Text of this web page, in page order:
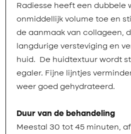
Radiesse heeft een dubbele
onmiddellijk volume toe en
de aanmaak van collageen,
langdurige versteviging en
huid. De huidtextuur wordt
egaler. Fijne lijntjes
weer goed gehydrateerd.
Duur van de behandeling
Meestal 30 tot 45 minuten,